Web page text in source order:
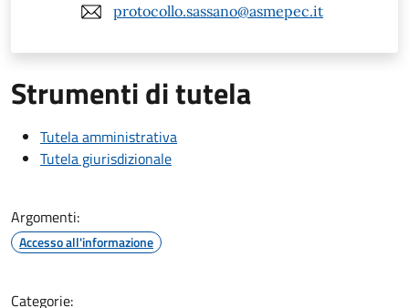
protocollo.sassano@asmepec.it
Strumenti di tutela
Tutela amministrativa
Tutela giurisdizionale
Argomenti:
Accesso all'informazione
Categorie: